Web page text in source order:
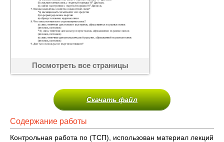
Посмотреть все страницы
Скачать файл
Содержание работы
Контрольная работа по (ТСП), использован материал лекций